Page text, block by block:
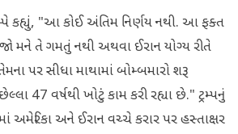
કહ્યું, "આ કોઈ અંતિમ નિર્ણય નથી. આ ફક્ત
મને તે ગમતું નથી અથવા ઈરાન યોગ્ય રીતે
પર સીધા માથામાં બોમ્બમારો શરૂ
47 વર્ષથી ખોટું કામ કરી રહ્યા છે." ટ્રમ્પનું
અમેરિકા અને ઈરાન વચ્ચે કરાર પર હસ્તાક્ષર